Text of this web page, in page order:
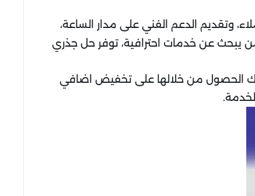
وتقديم الدعم الفني على مدار الساعة،
من يبحث عن خدمات احترافية، توفر حل جذري
الحصول من خلالها على تخفيض اضافي